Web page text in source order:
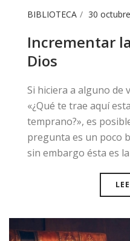
BIBLIOTECA 30
Incrementar
Dios
​Si hiciera a alguno
«¿Qué te trae aquí
temprano?», es
pregunta es un poco
sin embargo ésta es la